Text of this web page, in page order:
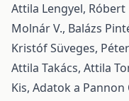
Attila Lengyel,
Molnár V., Balázs
Kristóf Süveges,
Attila Takács, Attila
Kis, Adatok a